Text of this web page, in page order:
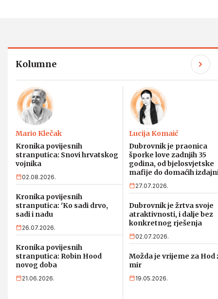
Kolumne
Mario Klečak
Kronika povijesnih
stranputica: Snovi hrvatskog
vojnika
02.08.2026.
Kronika povijesnih
stranputica: 'Ko sadi drvo,
sadi i nadu
26.07.2026.
Kronika povijesnih
stranputica: Robin Hood
novog doba
21.06.2026.
Lucija Komaić
Dubrovnik je praonica
šporke love zadnjih 35
godina, od bjelosvjetske
mafije do domaćih
27.07.2026.
Dubrovnik je žrtva svoje
atraktivnosti, i dalje bez
konkretnog rješenja
02.07.2026.
Možda je vrijeme za Hod
mir
19.05.2026.